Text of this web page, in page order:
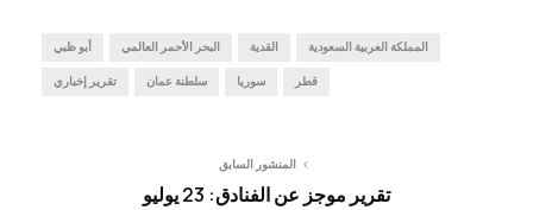
أبو ظبي البحر الأحمر العالمي القدية المملكة العربية السعودية
تقرير إخباري سلطنة عمان سوريا قطر
المنشور السابق
تقرير موجز عن الفنادق: 23 يوليو